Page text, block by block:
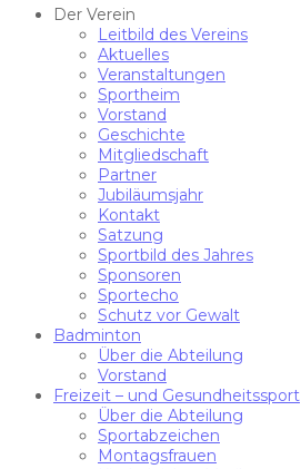
Der Verein
Leitbild des Vereins
Aktuelles
Veranstaltungen
Sportheim
Vorstand
Geschichte
Mitgliedschaft
Partner
Jubiläumsjahr
Kontakt
Satzung
Sportbild des Jahres
Sponsoren
Sportecho
Schutz vor Gewalt
Badminton
Über die Abteilung
Vorstand
Freizeit – und Gesundheitssport
Über die Abteilung
Sportabzeichen
Montagsfrauen